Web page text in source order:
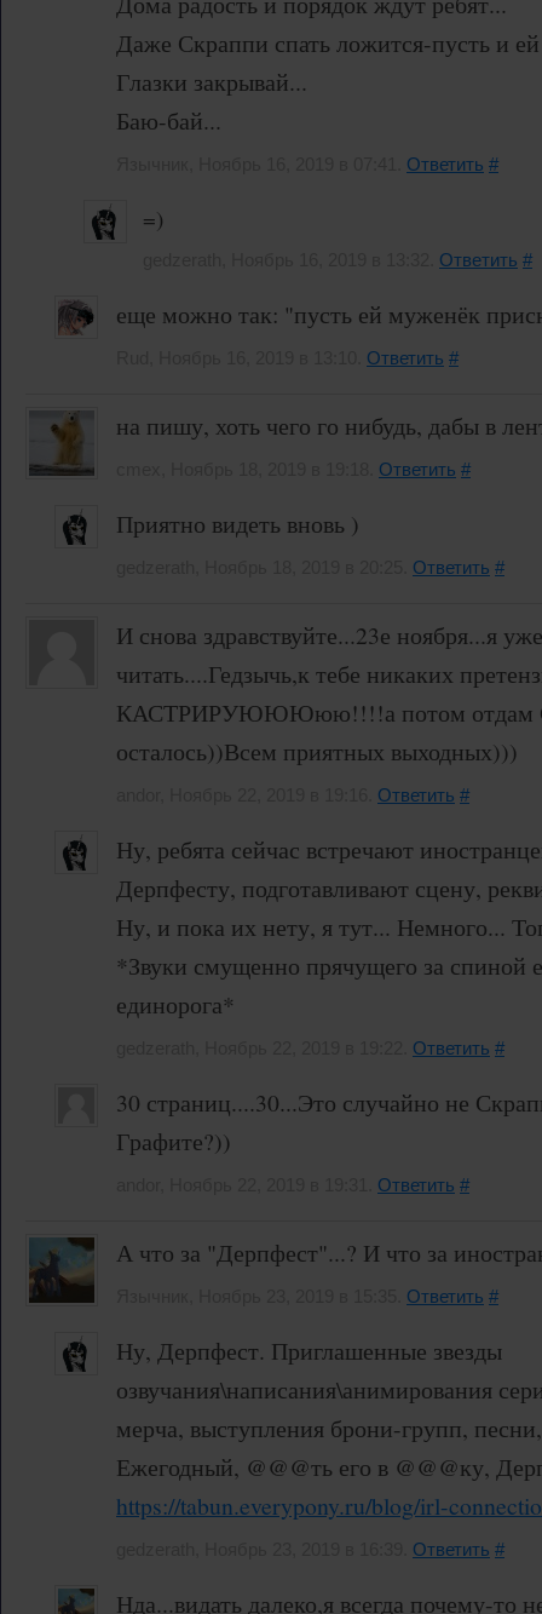
Даже Скраппи спать ложится-пусть и
Глазки закрывай...
Баю-бай...
Ответить #
=)
Ответить #
еще можно так: "пусть ей муженёк
Ответить #
на пишу, хоть чего го нибудь, дабы в
Ответить #
Приятно видеть вновь )
Ответить #
И снова здравствуйте...23е ноября...я
читать....Гедзычь,к тебе никаких
КАСТРИРУЮЮЮюю!!!!а потом отдам
осталось))Всем приятных выходных)))
Ответить #
Ну, ребята сейчас встречают
Дерпфесту, подготавливают сцену,
Ну, и пока их нету, я тут... Немного...
*Звуки смущенно прячущего за спиной
единорога*
Ответить #
30 страниц....30...Это случайно не
Графите?))
Ответить #
А что за "Дерпфест"...? И что за
Ответить #
Ну, Дерпфест. Приглашенные звезды
озвучания\написания\анимирования
мерча, выступления брони-групп,
Ежегодный, @@@ть его в @@@ку,
https://tabun.everypony.ru/blog/irl-
Ответить #
Нда...видать далеко,я всегда почему-то